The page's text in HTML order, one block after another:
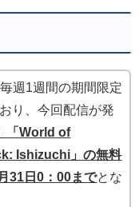
週1週間の期間限定
り、今回配信が発
「World of
Ishizuchi」の無料
31 日0：00までとな